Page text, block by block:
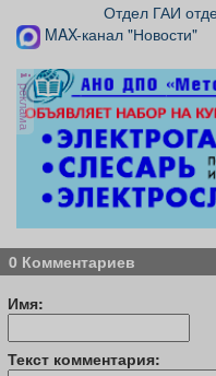
Отдел ГАИ
MAX-канал "Новости"
реклама
0 Комментариев
Имя:
Текст комментария: